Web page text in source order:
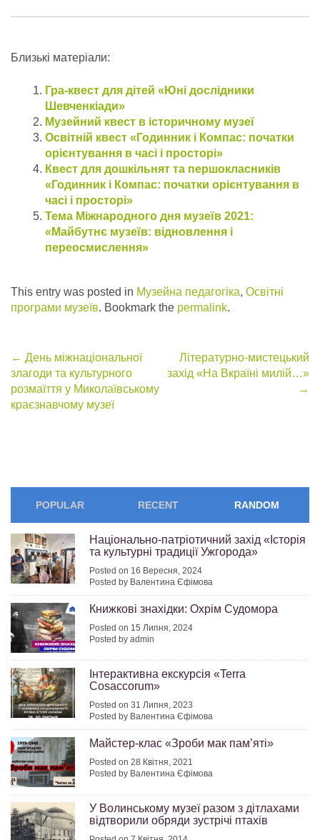
Близькі матеріали:
Гра-квест для дітей «Юні дослідники
Шевченкіади»
Музейний квест в історичному музеї
Освітній квест «Годинник і Компас: початки
орієнтування в часі і просторі»
Квест для дошкільнят та першокласників
«Годинник і Компас: початки орієнтування в
часі і просторі»
Тема Міжнародного дня музеїв 2021:
«Майбутнє музеїв: відновлення і
переосмислення»
This entry was posted in Музейна педагогіка, Освітні
програми музеїв. Bookmark the permalink.
Post
navigation
← День міжнаціональної
злагоди та культурного
розмаїття у Миколаївському
краєзнавчому музеї
Літературно-мистецький
захід «На Вкраїні милій…»
→
POPULAR RECENT RANDOM
Національно-патріотичний захід «Історія
та культурні традиції Ужгорода»
Posted on 16 Вересня, 2024
Posted by Валентина Єфімова
Книжкові знахідки: Охрім Судомора
Posted on 15 Липня, 2024
Posted by admin
Інтерактивна екскурсія «Terra
Cosaccorum»
Posted on 31 Липня, 2023
Posted by Валентина Єфімова
Майстер-клас «Зроби мак пам’яті»
Posted on 28 Квітня, 2021
Posted by Валентина Єфімова
У Волинському музеї разом з дітлахами
відтворили обряди зустрічі птахів